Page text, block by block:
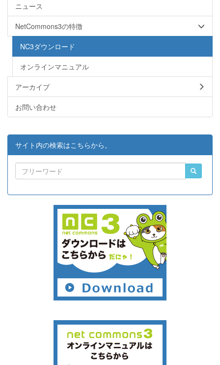
ニュース
NetCommons3の特徴
NC3ダウンロード
オンラインマニュアル
アーカイブ
お問い合わせ
サイト内の検索はこちらから。